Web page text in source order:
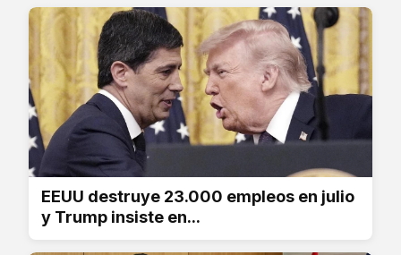
EEUU destruye 23.000 empleos en julio
y Trump insiste en...